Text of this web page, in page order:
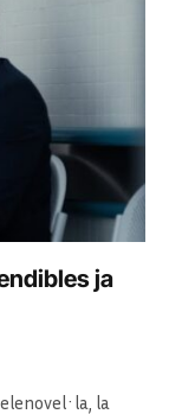
ja
la